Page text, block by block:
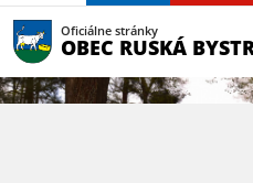
Oficiálne stránky
OBEC RUSKÁ